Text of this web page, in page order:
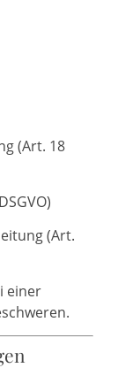
(Art. 18
(Art.
einer